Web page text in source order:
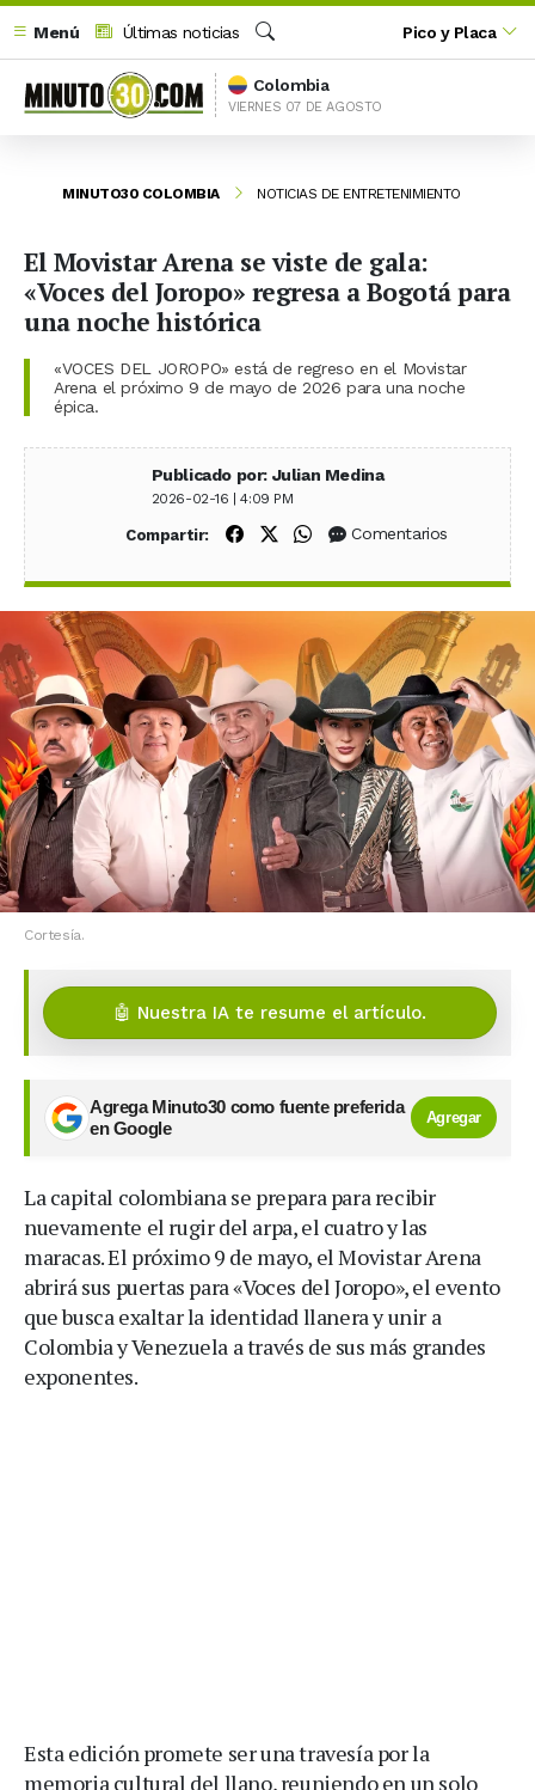
Menú
Últimas noticias
Buscar
Pico y Placa
Colombia
VIERNES 07 DE AGOSTO
MINUTO30 COLOMBIA NOTICIAS DE ENTRETENIMIENTO
El Movistar Arena se viste de gala:
«Voces del Joropo» regresa a Bogotá para
una noche histórica
«VOCES DEL JOROPO» está de regreso en el Movistar
Arena el próximo 9 de mayo de 2026 para una noche
épica.
Publicado por: Julian Medina
2026-02-16 | 4:09 PM
Compartir: Compartir en Facebook
Compartir en X (Twitter)
Compartir en WhatsApp
Comentarios
Cortesía.
🤖 Nuestra IA te resume el artículo.
Agrega Minuto30 como fuente preferida
en Google
Agregar
La capital colombiana se prepara para recibir
nuevamente el rugir del arpa, el cuatro y las
maracas. El próximo 9 de mayo, el Movistar Arena
abrirá sus puertas para «Voces del Joropo», el evento
que busca exaltar la identidad llanera y unir a
Colombia y Venezuela a través de sus más grandes
exponentes.
Esta edición promete ser una travesía por la
memoria cultural del llano, reuniendo en un solo